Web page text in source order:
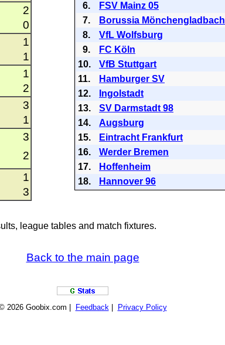
2
0
1
1
1
2
3
1
3
2
1
3
6.
FSV Mainz 05
7.
Borussia Mönchengladbach
8.
VfL Wolfsburg
9.
FC Köln
10.
VfB Stuttgart
11.
Hamburger SV
12.
Ingolstadt
13.
SV Darmstadt 98
14.
Augsburg
15.
Eintracht Frankfurt
16.
Werder Bremen
17.
Hoffenheim
18.
Hannover 96
league tables and match fixtures.
Back to the main page
2026 Goobix.com | Feedback| Privacy Policy